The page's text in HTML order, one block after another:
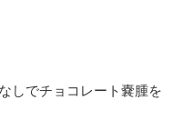
しでチョコレート嚢腫を